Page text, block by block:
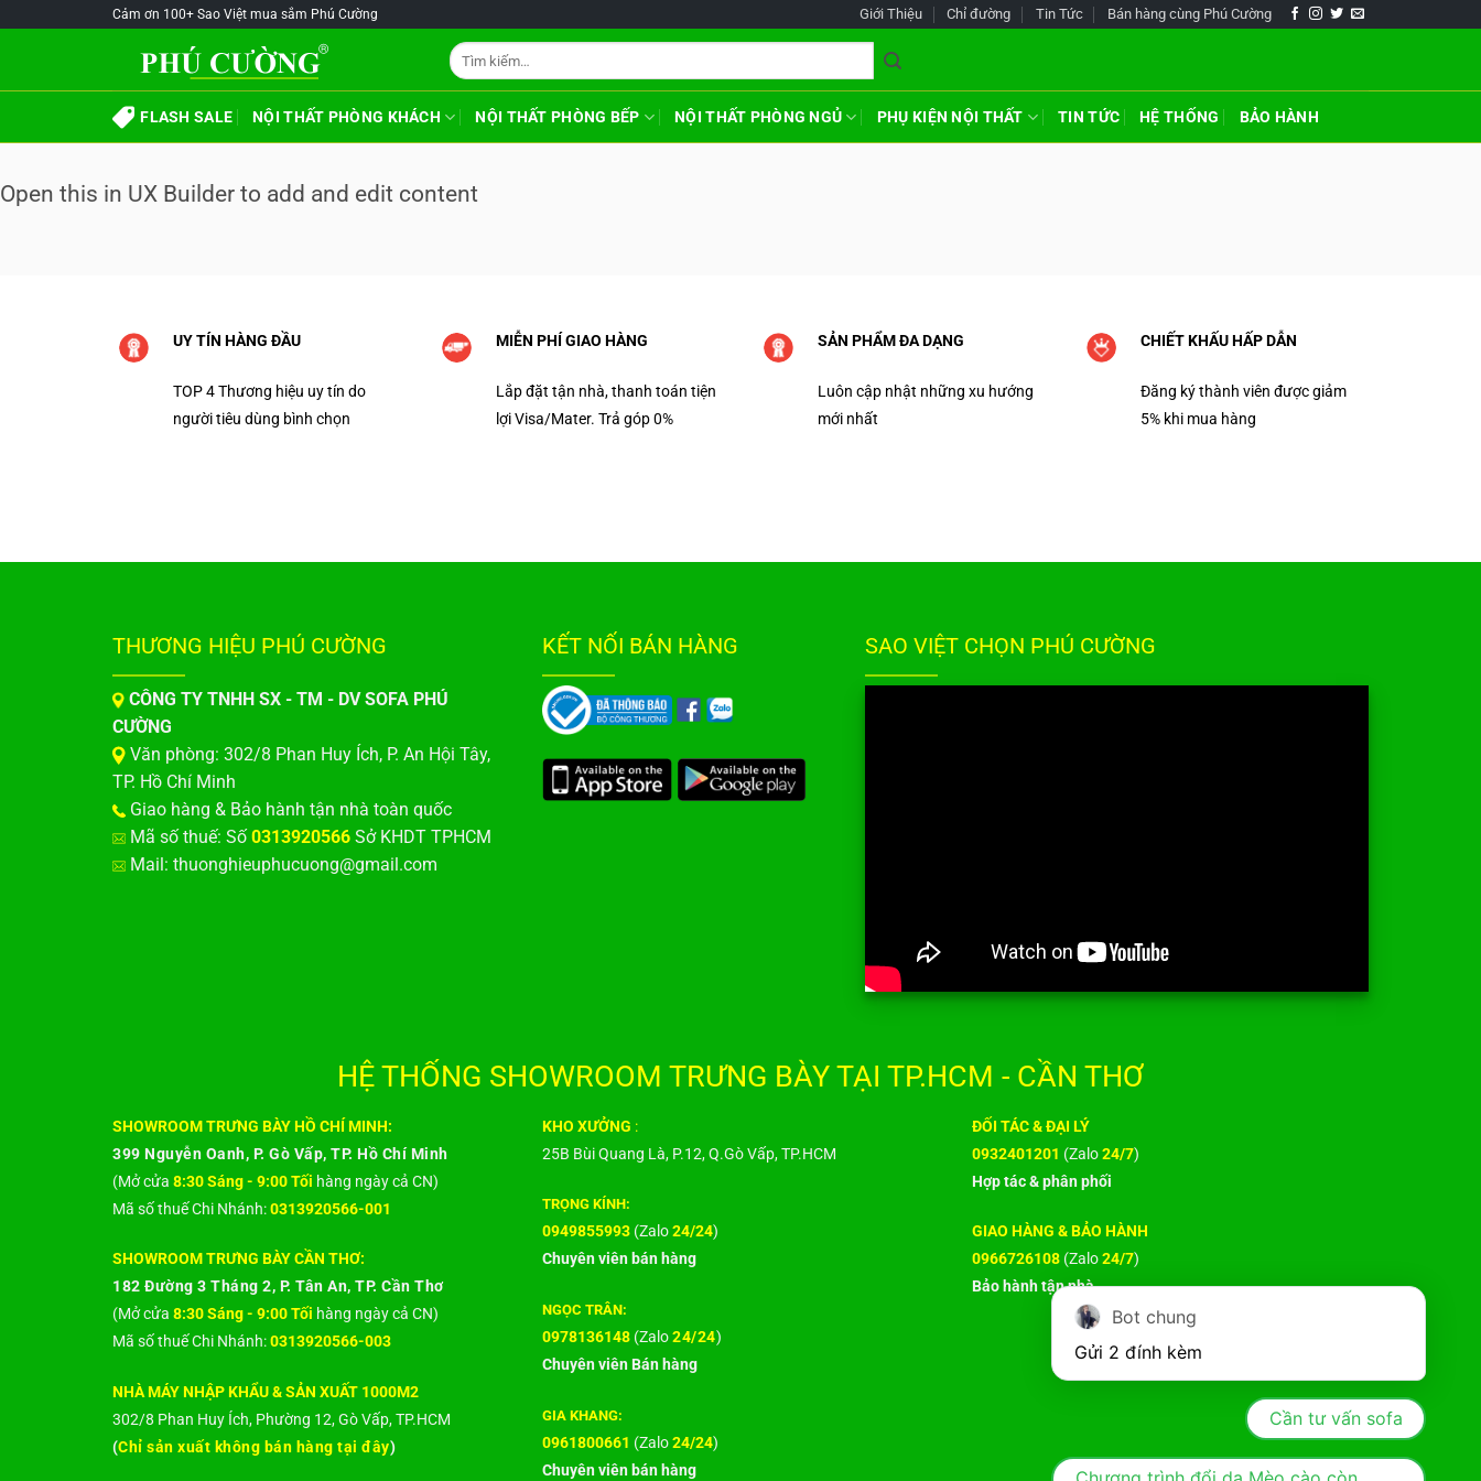
Cảm ơn 100+ Sao Việt mua sắm Phú Cường Giới Thiệu Chỉ đường Tin Tức Bán hàng cùng Phú Cường
Tìm
kiếm:
FLASH SALE NỘI THẤT PHÒNG KHÁCH NỘI THẤT PHÒNG BẾP NỘI THẤT PHÒNG NGỦ PHỤ KIỆN NỘI THẤT TIN TỨC HỆ THỐNG BẢO HÀNH
Open this in UX Builder to add and edit content
UY TÍN HÀNG ĐẦU
TOP 4 Thương hiệu uy tín do
người tiêu dùng bình chọn
MIỄN PHÍ GIAO HÀNG
Lắp đặt tận nhà, thanh toán tiện
lợi Visa/Mater. Trả góp 0%
SẢN PHẨM ĐA DẠNG
Luôn cập nhật những xu hướng
mới nhất
CHIẾT KHẤU HẤP DẪN
Đăng ký thành viên được giảm
5% khi mua hàng
THƯƠNG HIỆU PHÚ CƯỜNG
CÔNG TY TNHH SX - TM - DV SOFA PHÚ
CƯỜNG
Văn phòng: 302/8 Phan Huy Ích, P. An Hội Tây,
TP. Hồ Chí Minh
Giao hàng & Bảo hành tận nhà toàn quốc
Mã số thuế: Số0313920566 Sở KHDT TPHCM
Mail: thuonghieuphucuong@gmail.com
KẾT NỐI BÁN HÀNG SAO VIỆT CHỌN PHÚ CƯỜNG
HỆ THỐNG SHOWROOM TRƯNG BÀY TẠI TP.HCM - CẦN THƠ
SHOWROOM TRƯNG BÀY HỒ CHÍ MINH:
399 Nguyễn Oanh, P. Gò Vấp, TP. Hồ Chí Minh
(Mở cửa 8:30 Sáng - 9:00 Tối hàng ngày cả CN)
Mã số thuế Chi Nhánh:0313920566-001
SHOWROOM TRƯNG BÀY CẦN THƠ:
182 Đường 3 Tháng 2, P. Tân An, TP. Cần Thơ
(Mở cửa 8:30 Sáng - 9:00 Tối hàng ngày cả CN)
Mã số thuế Chi Nhánh:0313920566-003
NHÀ MÁY NHẬP KHẨU & SẢN XUẤT 1000M2
302/8 Phan Huy Ích, Phường 12, Gò Vấp, TP.HCM
(Chỉ sản xuất không bán hàng tại đây)
KHO XƯỞNG :
25B Bùi Quang Là, P.12, Q.Gò Vấp, TP.HCM
TRỌNG KÍNH:
0949855993 (Zalo24/24)
Chuyên viên bán hàng
NGỌC TRÂN:
0978136148 (Zalo24/24)
Chuyên viên Bán hàng
GIA KHANG:
0961800661 (Zalo24/24)
Chuyên viên bán hàng
ĐỐI TÁC & ĐẠI LÝ
0932401201 (Zalo24/7)
Hợp tác & phân phối
GIAO HÀNG & BẢO HÀNH
0966726108 (Zalo24/7)
Bảo hành tận nhà
Bot chung
Gửi 2 đính kèm
Cần tư vấn sofa